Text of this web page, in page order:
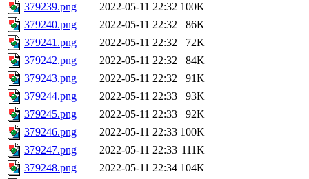
379239.png
2022-05-11 22:32 100K
379240.png
2022-05-11 22:32
86K
379241.png
2022-05-11 22:32
72K
379242.png
2022-05-11 22:32
84K
379243.png
2022-05-11 22:32
91K
379244.png
2022-05-11 22:33
93K
379245.png
2022-05-11 22:33
92K
379246.png
2022-05-11 22:33 100K
379247.png
2022-05-11 22:33 111K
379248.png
2022-05-11 22:34 104K